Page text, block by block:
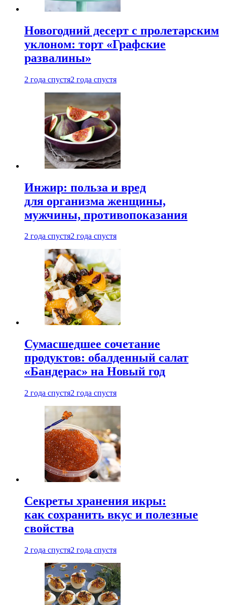
Новогодний десерт с пролетарским
уклоном: торт «Графские
развалины»
2 года спустя2 года спустя
Инжир: польза и вред
для организма женщины,
мужчины, противопоказания
2 года спустя2 года спустя
Сумасшедшее сочетание
продуктов: обалденный салат
«Бандерас» на Новый год
2 года спустя2 года спустя
Секреты хранения икры:
как сохранить вкус и полезные
свойства
2 года спустя2 года спустя